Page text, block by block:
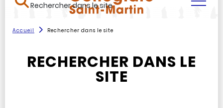
Rechercher dans le site
Accueil Rechercher dans le site
RECHERCHER DANS LE
SITE